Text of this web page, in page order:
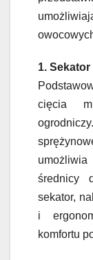
1.
cięcia
średnicy
sekator,
i
komfortu